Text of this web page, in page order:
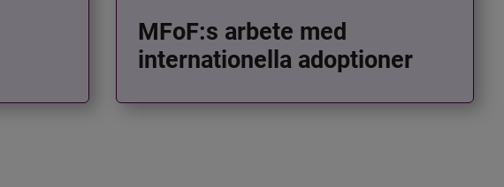
MFoF:s arbete med
internationella adoptioner